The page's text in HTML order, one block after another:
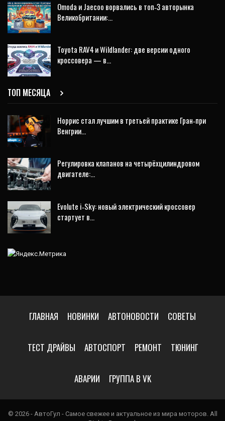
Omoda и Jaecoo ворвались в топ‑3 авторынка
Великобритании:…
Toyota RAV4 и Wildlander: две версии одного
кроссовера — в…
ТОП МЕСЯЦА
Норрис стал лучшим в третьей практике Гран‑при
Венгрии…
Регулировка клапанов на четырёхцилиндровом
двигателе:…
Evolute i‑Sky: новый электрический кроссовер
стартует в…
ГЛАВНАЯ НОВИНКИ АВТОНОВОСТИ СОВЕТЫ
ТЕСТ ДРАЙВЫ АВТОСПОРТ РЕМОНТ ТЮНИНГ
АВАРИИ ГРУППА В VK
© 2026 - АвтоГул - Самое свежее и актуальное из мира моторов. All